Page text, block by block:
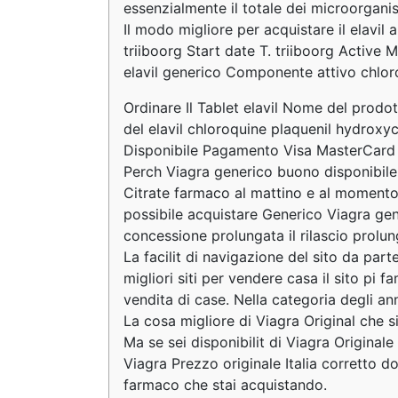
essenzialmente il totale dei
Il modo migliore per acquistare il elavil
triiboorg Start date T. triiboorg Active
elavil generico Componente attivo
Ordinare Il Tablet elavil Nome del
del elavil chloroquine plaquenil
Disponibile Pagamento Visa
Perch Viagra generico buono
Citrate farmaco al mattino e al
possibile acquistare Generico Viagra
concessione prolungata il rilascio
La facilit di navigazione del sito da
migliori siti per vendere casa il sito pi
vendita di case. Nella categoria degli
La cosa migliore di Viagra Original che
Ma se sei disponibilit di Viagra
Viagra Prezzo originale Italia corretto
farmaco che stai acquistando.